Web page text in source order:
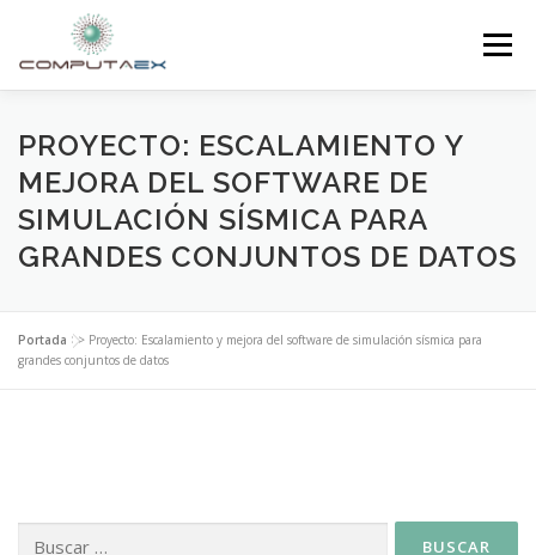
Menú
INICIO LA FUNDACIÓN EL CENTRO
SUPERCOMPUTACIÓN NOTICIAS
PROYECTO: ESCALAMIENTO Y
MEJORA DEL SOFTWARE DE
SIMULACIÓN SÍSMICA PARA
GRANDES CONJUNTOS DE DATOS
Portada >> Proyecto: Escalamiento y mejora del software de simulación sísmica para
grandes conjuntos de datos